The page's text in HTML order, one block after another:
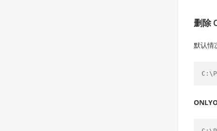
删除
默认情